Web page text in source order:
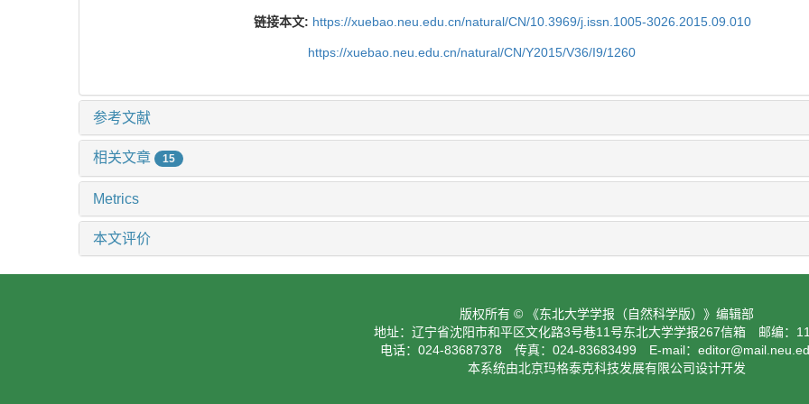
链接本文: https://xuebao.neu.edu.cn/natural/CN/10.3969/j.issn.1005-3026.2015.09.010
https://xuebao.neu.edu.cn/natural/CN/Y2015/V36/I9/1260
参考文献
相关文章 15
Metrics
本文评价
版权所有 © 《东北大学学报（自然科学版）》编辑部
地址：辽宁省沈阳市和平区文化路3号巷11号东北大学学报267信箱 邮编：
电话：024-83687378 传真：024-83683499 E-mail：
本系统由北京玛格泰克科技发展有限公司设计开发